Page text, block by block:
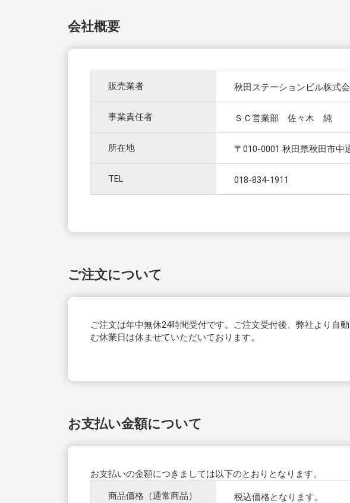
会社概要
販売業者 秋田ステーションビル株式
事業責任者 ＳＣ営業部 佐々木 純
所在地 〒010-0001 秋田県秋田市中
TEL 018-834-1911
ご注文について
ご注文は年中無休24時間受付です。ご注文受付後、弊社より自
む休業日は休ませていただいております。
お支払い金額について
お支払いの金額につきましては以下のとおりとなります。
商品価格（通常商品） 税込価格となります。